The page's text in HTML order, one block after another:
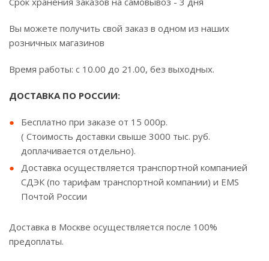
Вы можете получить свой заказ в одном из наших
розничных магазинов
Время работы: с 10.00 до 21.00, без выходных.
ДОСТАВКА ПО РОССИИ:
Бесплатно при заказе от 15 000р.
( Стоимость доставки свыше 3000 тыс. руб.
доплачивается отдельно).
Доставка осуществляется транспортной компанией
СДЭК (по тарифам транспортной компании) и EMS
Почтой России
Доставка в Москве осуществляется после 100%
предоплаты.